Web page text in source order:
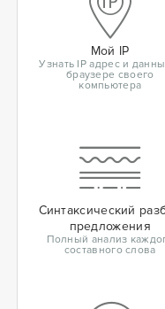
Мой IP
Узнать IP адрес и
браузере своего
компьютера
Синтаксический
предложения
Полный анализ
составного слова